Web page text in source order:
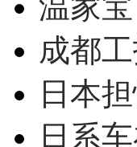
温家
成都
日本
日系